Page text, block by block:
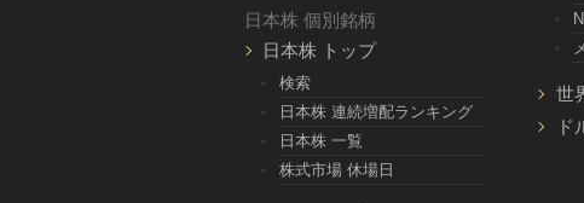
日本株 個別銘柄
日本株 トップ
検索
日本株 連続増配ランキング
日本株 一覧
株式市場 休場日
世
ド